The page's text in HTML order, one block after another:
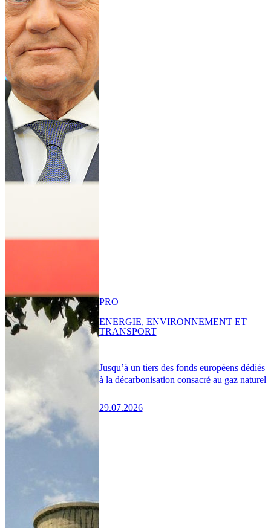
Jusqu’à un tiers des fonds européens dédiés
à la décarbonisation consacré au gaz naturel
29.07.2026
PRO
ENERGIE, ENVIRONNEMENT ET
TRANSPORT